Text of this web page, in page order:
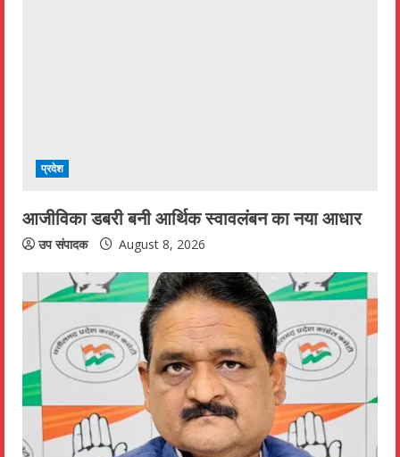
g
प्रदेश
आजीविका डबरी बनी आर्थिक स्वावलंबन का नया आधार
उप संपादक August 8, 2026